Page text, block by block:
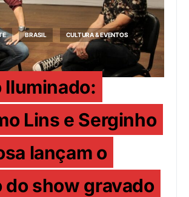
BRASIL CULTURA & EVENTOS
Iluminado:
Lins e Serginho
lançam o
do show gravado